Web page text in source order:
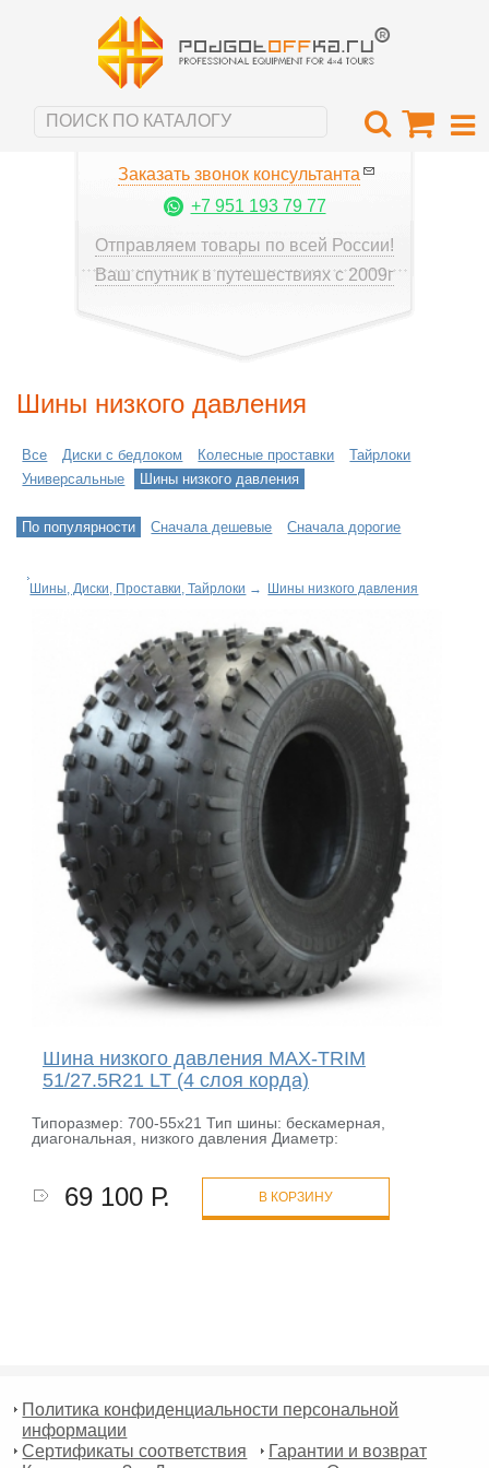
Заказать звонок консультанта
+7 951 193 79 77
Отправляем товары по всей России!
Ваш спутник в путешествиях с 2009г
Шины низкого давления
Все Диски с бедлоком Колесные проставки
Тайрлоки
Универсальные
Шины низкого давления
По популярности Сначала дешевые Сначала дорогие
Шины, Диски, Проставки, Тайрлоки → Шины низкого давления
Шина низкого давления MAX-TRIM
51/27.5R21 LT (4 слоя корда)
Типоразмер: 700-55х21 Тип шины: бескамерная,
диагональная, низкого давления Диаметр:
69 100 Р. В КОРЗИНУ
Политика конфиденциальности персональной
информации
Сертификаты соответствия
Гарантии и возврат